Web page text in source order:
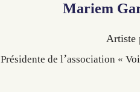
Mariem
Artiste
Présidente de l’association «